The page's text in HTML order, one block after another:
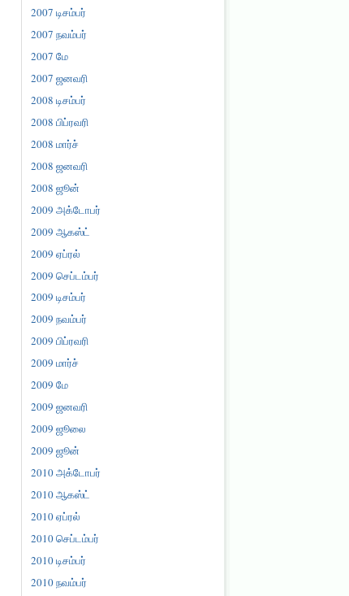
2007 டிசம்பர்
2007 நவம்பர்
2007 மே
2007 ஜனவரி
2008 டிசம்பர்
2008 பிப்ரவரி
2008 மார்ச்
2008 ஜனவரி
2008 ஜூன்
2009 அக்டோபர்
2009 ஆகஸ்ட்
2009 ஏப்ரல்
2009 செப்டம்பர்
2009 டிசம்பர்
2009 நவம்பர்
2009 பிப்ரவரி
2009 மார்ச்
2009 மே
2009 ஜனவரி
2009 ஜூலை
2009 ஜூன்
2010 அக்டோபர்
2010 ஆகஸ்ட்
2010 ஏப்ரல்
2010 செப்டம்பர்
2010 டிசம்பர்
2010 நவம்பர்